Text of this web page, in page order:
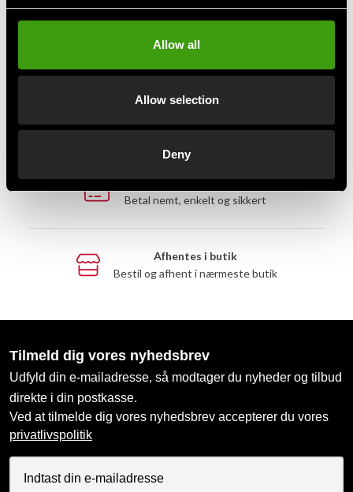
Allow all
Allow selection
Deny
Hurtig levering til en agent nær dig
Benyt dig af tilbud og rabatter
MobilePay, Kustom & Adyen
Betal nemt, enkelt og sikkert
Afhentes i butik
Bestil og afhent i nærmeste butik
Tilmeld dig vores nyhedsbrev
Udfyld din e-mailadresse, så modtager du nyheder og tilbud
direkte i din postkasse.
Ved at tilmelde dig vores nyhedsbrev accepterer du vores
privatlivspolitik